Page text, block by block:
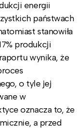
energii
państwach
stanowiła
produkcji
wynika, że
o tyle jej
w
oznacza to, że
a przed